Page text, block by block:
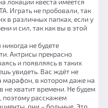
локации квеста имеется
Играть не пробовали, так
в различных папках, если у
и сил, так как вы в этой
не будете
Актрисы прекрасно
и появляясь в таких
увидеть. Вас ждёт не
марафон, в котором даже на
не хватит времени. Не будем
поэтому расскажем
они – больные. Это